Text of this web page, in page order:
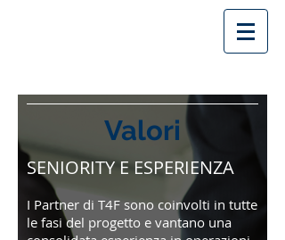
SENIORITY E ESPERIENZA
I Partner di T4F sono coinvolti in tutte
le fasi del progetto e vantano una
Valori